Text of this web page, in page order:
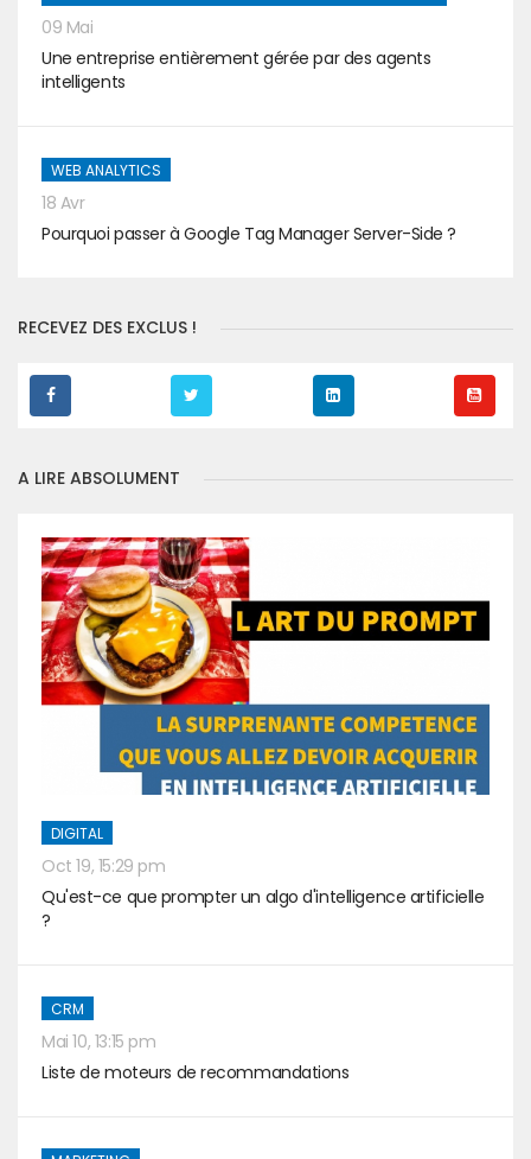
09 Mai
Une entreprise entièrement gérée par des agents
intelligents
WEB ANALYTICS
18 Avr
Pourquoi passer à Google Tag Manager Server-Side ?
RECEVEZ DES EXCLUS !
A LIRE ABSOLUMENT
DIGITAL
Oct 19, 15:29 pm
Qu'est-ce que prompter un algo d'intelligence artificielle
?
CRM
Mai 10, 13:15 pm
Liste de moteurs de recommandations